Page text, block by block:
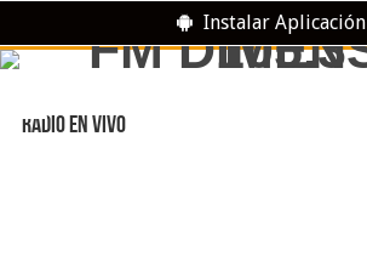
Instalar Aplicación
RADIO EN VIVO